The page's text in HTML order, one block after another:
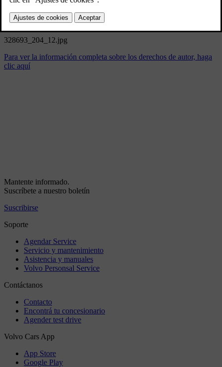
Compartir
Descargar
328693_204_12.jpg
Para ver la información completa sobre los derechos de autor, haga
clic aquí